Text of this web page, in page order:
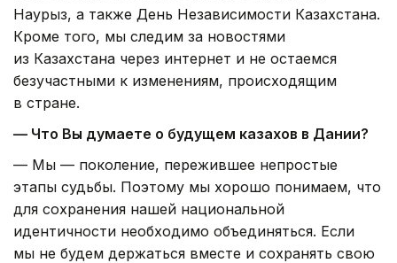
Наурыз, а также День Независимости Казахстана.
Кроме того, мы следим за новостями
из Казахстана через интернет и не остаемся
безучастными к изменениям, происходящим
в стране.
— Что Вы думаете о будущем казахов в Дании?
— Мы — поколение, пережившее непростые
этапы судьбы. Поэтому мы хорошо понимаем, что
для сохранения нашей национальной
идентичности необходимо объединяться. Если
мы не будем держаться вместе и сохранять свою